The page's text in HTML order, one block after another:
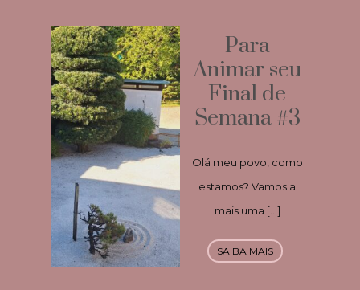
Para
Animar seu
Final de
Semana #3
Olá meu povo, como
estamos? Vamos a
mais uma […]
SAIBA MAIS